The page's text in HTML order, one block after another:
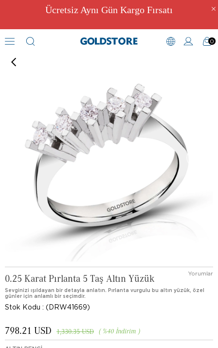
Ücretsiz Aynı Gün Kargo Fırsatı
0
Pırlantalı Yüzük Modelleri
0.25 Karat Pırlanta 5 Taş Altın Yüzük Yorumlar
Sevginizi ışıldayan bir detayla anlatın. Pırlanta vurgulu bu altın yüzük, özel
günler için anlamlı bir seçimdir.
Stok Kodu (DRW41669)
%40 İndirim
1,330.35 USD
798.21 USD